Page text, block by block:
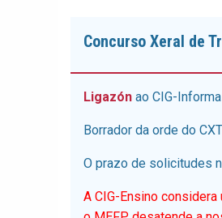
Concurso Xeral de
Ligazón ao CIG-
Borrador da orde do
O prazo de solicitudes
A CIG-Ensino